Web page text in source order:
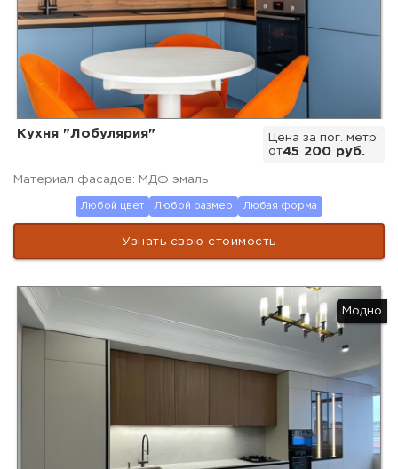
Цена за пог. метр:
от45 200 руб.
Кухня "Лобулярия"
Материал фасадов: МДФ эмаль
Любой цвет Любой размер Любая форма
Узнать свою стоимость
Модно